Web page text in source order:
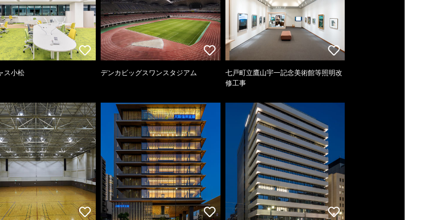
ス小松 デンカビッグスワンスタジアム
七戸町立鷹山宇一記念美術館等照明改
修工事